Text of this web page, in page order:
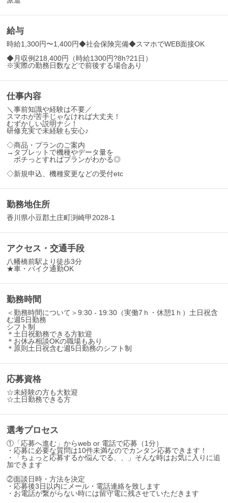
給与
時給1,300円〜1,400円◆社会保険完備◆スマホでWEB面接OK
◆月収例218,400円（時給1300円?8h?21日）
※実際の勤務日数などで前後する場合あり
仕事内容
＼事前知識や経験は不要／
スマホが苦手じゃなければ大丈夫！
むずかしい説明ナシ！
研修充実で未経験も安心♪
◇商品・プランのご案内
→タブレットで機種やデータ量を
ポチっとすればプランがわかる◎
◇新規申込、機種変更などの受付etc
勤務地住所
香川県小豆郡土庄町渕崎甲2028-1
アクセス・交通手段
八幡橋前駅より徒歩3分
★車・バイク通勤OK
勤務時間
＜勤務時間について＞9:30 - 19:30（実働7ｈ・休憩1ｈ）土日祝含
む週5日勤務
シフト制
＊土日祝勤務できる方歓迎
＊お休み相談OKの職場もあり
＊原則土日祝含む週5日勤務のシフト制
応募資格
☆未経験の方も大歓迎
☆土日勤務できる方
選考プロセス
①「応募へ進む」からweb or 電話で応募（1分）
・応募に必要な質問は10件未満なのでカンタン応募できます！
・「ちょっと応募するか悩んでる、、」そんな時はお気に入りに追
加できます
②面談日時・方法を決定
・応募後3日以内にメール・電話連絡を致します
・お電話が繋がらない時には留守電に残させていただきます